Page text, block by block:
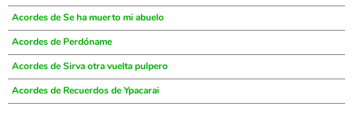
Acordes de Se ha muerto mi abuelo
Acordes de Perdóname
Acordes de Sirva otra vuelta pulpero
Acordes de Recuerdos de Ypacarai